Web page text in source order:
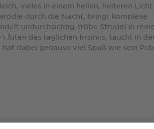
vieles in einem hellen, heiteren Licht
durch die Nacht, bringt komplexe
undurchsichtig-trübe Strudel in
des täglichen Irrsinns, taucht in
dabei genauso viel Spaß wie sein